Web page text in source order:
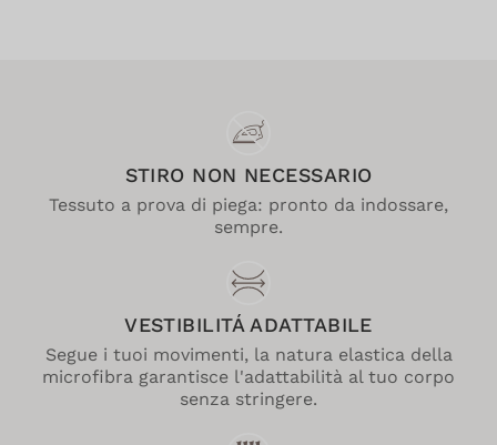
STIRO NON NECESSARIO
Tessuto a prova di piega: pronto da indossare,
sempre.
VESTIBILITÁ ADATTABILE
Segue i tuoi movimenti, la natura elastica della
microfibra garantisce l'adattabilità al tuo corpo
senza stringere.